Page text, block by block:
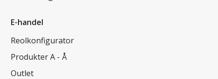
E-handel
Reolkonfigurator
Produkter A - Å
Outlet